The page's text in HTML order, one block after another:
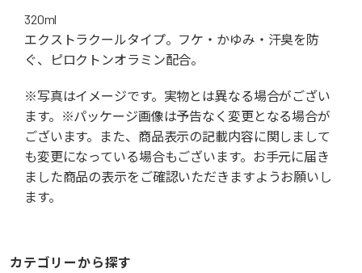
320ml
エクストラクールタイプ。フケ・かゆみ・汗臭を防
ぐ、ピロクトンオラミン配合。
※写真はイメージです。実物とは異なる場合がござい
ます。※パッケージ画像は予告なく変更となる場合が
ございます。また、商品表示の記載内容に関しまして
も変更になっている場合もございます。お手元に届き
ました商品の表示をご確認いただきますようお願いし
ます。
カテゴリーから探す